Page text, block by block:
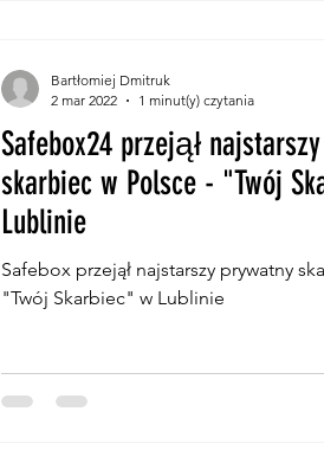
Safebox24 przejął
skarbiec w Polsce - "Twój
Lublinie
Safebox przejął najstarszy prywatny
"Twój Skarbiec" w Lublinie
Bartłomiej Dmitruk
2 mar 2022
1 minut(y) czytania